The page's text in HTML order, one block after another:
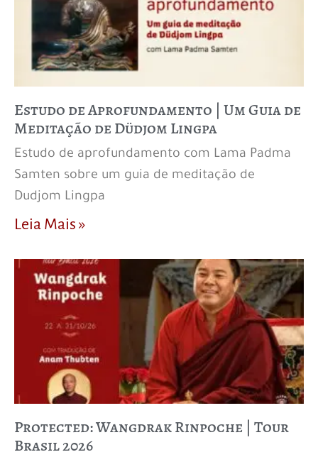
Estudo de Aprofundamento | Um Guia de
Meditação de Düdjom Lingpa
Estudo de aprofundamento com Lama Padma
Samten sobre um guia de meditação de
Dudjom Lingpa
Leia Mais »
Protected: Wangdrak Rinpoche | Tour
Brasil 2026